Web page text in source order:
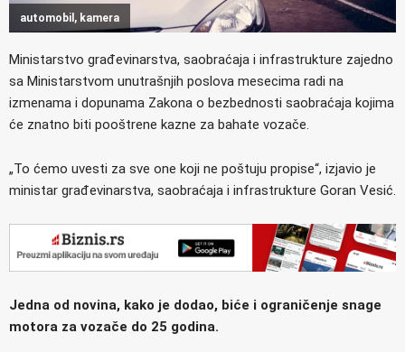
automobil, kamera
Ministarstvo građеvinarstva, saobraćaja i infrastrukturе zajedno
sa Ministarstvom unutrašnjih poslova mesecima radi na
izmenama i dopunama Zakona o bezbednosti saobraćaja kojima
će znatno biti pooštrene kazne za bahate vozače.
„To ćemo uvesti za sve one koji ne poštuju propise“, izjavio je
ministar građеvinarstva, saobraćaja i infrastrukturе Goran Vеsić.
Jedna od novina, kako je dodao, biće i ograničenje snage
motora za vozače do 25 godina.